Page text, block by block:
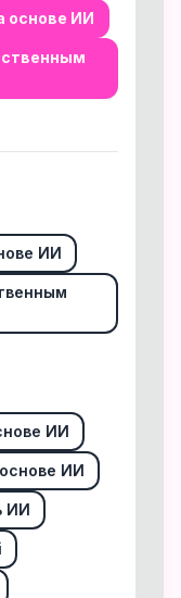
основе ИИ
ИИ
ИИ
ИИ
ИИ